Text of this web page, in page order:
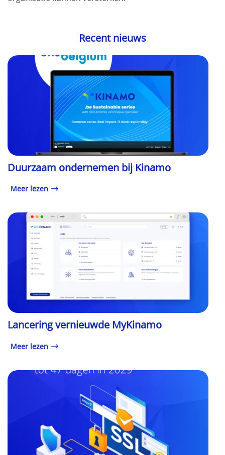
Recent nieuws
Duurzaam ondernemen bij Kinamo
Meer lezen
Lancering vernieuwde MyKinamo
Meer lezen